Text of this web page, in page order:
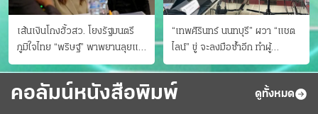
เส้นเงินโกงฮั้วสว. โยงรัฐมนตรี
ภูมิใจไทย “พริษฐ์” พาพยานลุยแฉ
มีโอนให้คนกกต.ด้วย
“เทพศิรินทร์ นนทบุรี” ผวา “แชต
ไลน์” ขู่ จะลงมือซ้ำอีก ทําผู้
ปกครองแตกตื่นแจ้งตำรวจ
คอลัมน์หนังสือพิมพ์ ดูทั้งหมด